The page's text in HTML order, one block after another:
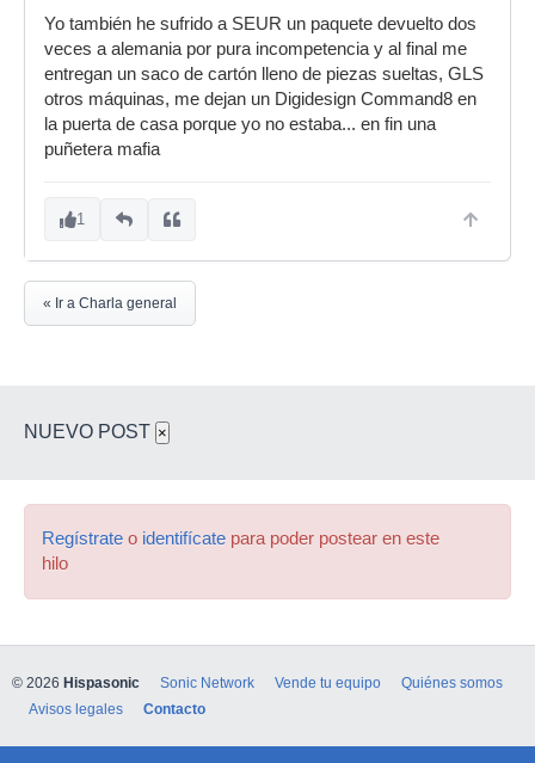
Yo también he sufrido a SEUR un paquete devuelto dos
veces a alemania por pura incompetencia y al final me
entregan un saco de cartón lleno de piezas sueltas, GLS
otros máquinas, me dejan un Digidesign Command8 en
la puerta de casa porque yo no estaba... en fin una
puñetera mafia
1
« Ir a Charla general
NUEVO POST ×
Regístrate o identifícate para poder postear en este
hilo
© 2026 Hispasonic Sonic Network Vende tu equipo
Quiénes somos
Avisos legales
Contacto